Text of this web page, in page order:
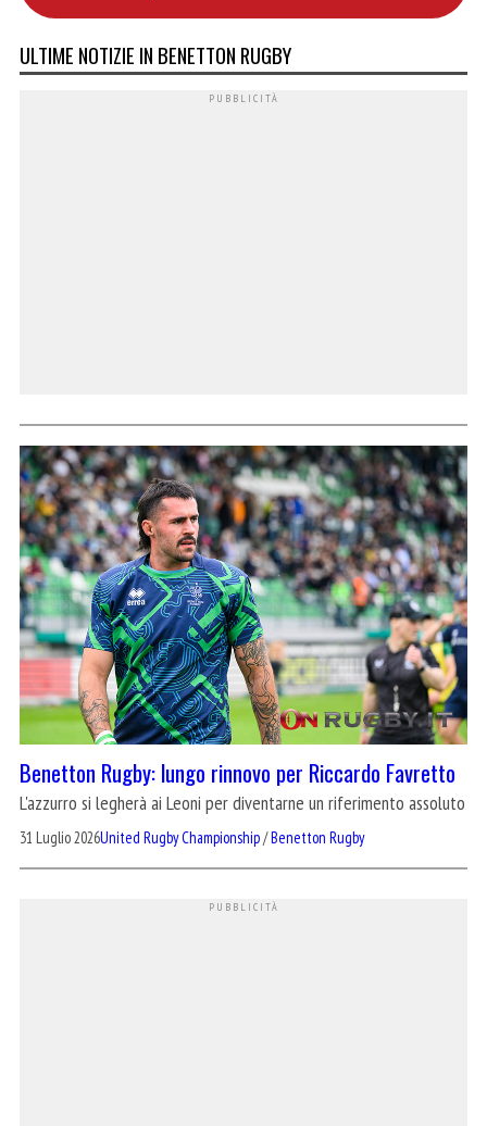
ULTIME NOTIZIE IN BENETTON RUGBY
Benetton Rugby: lungo rinnovo per Riccardo Favretto
L'azzurro si legherà ai Leoni per diventarne un riferimento assoluto
31 Luglio 2026United Rugby Championship/Benetton Rugby